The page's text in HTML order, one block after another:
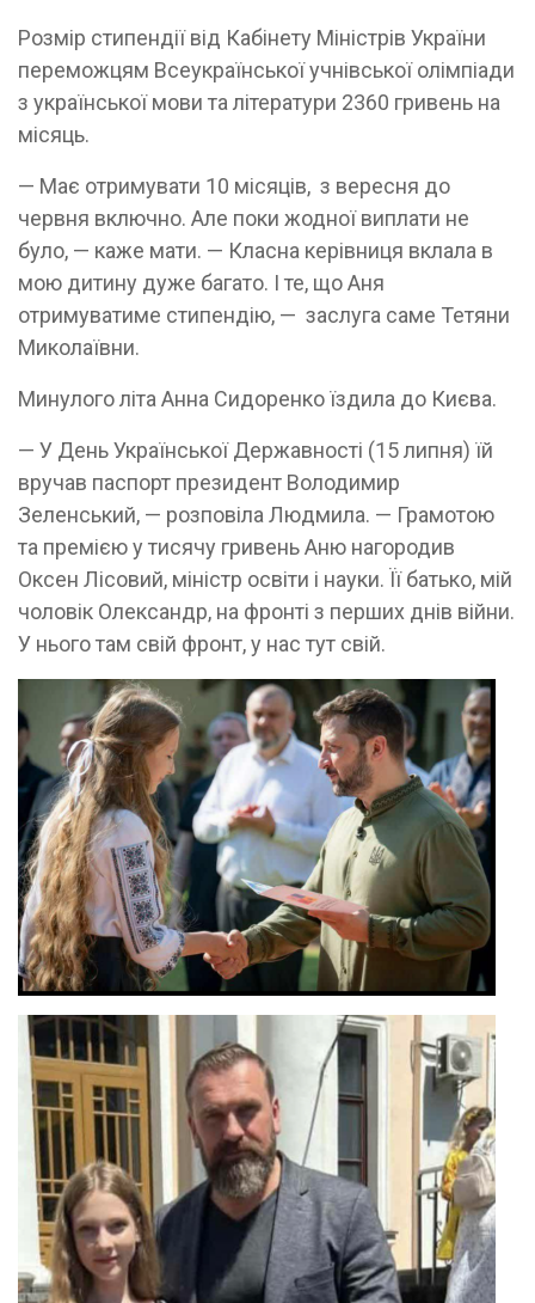
Розмір стипендії від Кабінету Міністрів України
переможцям Всеукраїнської учнівської олімпіади
з української мови та літератури 2360 гривень на
місяць.
— Має отримувати 10 місяців, з вересня до
червня включно. Але поки жодної виплати не
було, — каже мати. — Класна керівниця вклала в
мою дитину дуже багато. І те, що Аня
отримуватиме стипендію, — заслуга саме Тетяни
Миколаївни.
Минулого літа Анна Сидоренко їздила до Києва.
— У День Української Державності (15 липня) їй
вручав паспорт президент Володимир
Зеленський, — розповіла Людмила. — Грамотою
та премією у тисячу гривень Аню нагородив
Оксен Лісовий, міністр освіти і науки. Її батько, мій
чоловік Олександр, на фронті з перших днів війни.
У нього там свій фронт, у нас тут свій.